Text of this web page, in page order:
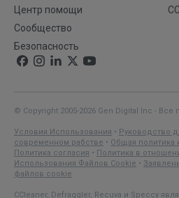
Центр помощи
Сообщество
Безопасность
© Copyright 2005-2026 Gen Digital Inc -
Условия Использования • Руководство
современном рабстве • Общая политика
Политика согласия • Политика в
Использования Файлов Cookie •
файлов cookie
CCleaner, Defraggler, Recuva и Speccy